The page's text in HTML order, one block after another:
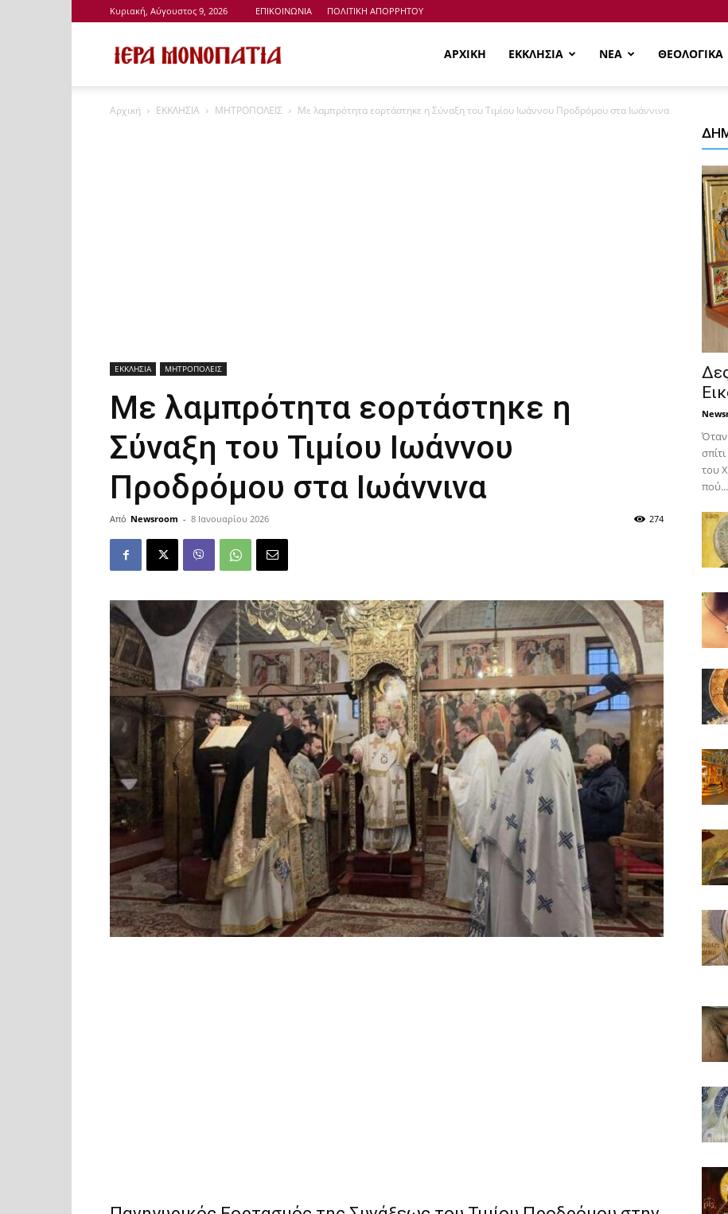
Κυριακή, Αύγουστος 9, 2026 ΕΠΙΚΟΙΝΩΝΙΑ ΠΟΛΙΤΙΚΗ ΑΠΟΡΡΗΤΟΥ
Μονοπάτια
ΑΡΧΙΚΗ ΕΚΚΛΗΣΙΑ ΝΕΑ ΘΕΟΛΟΓΙΚΑ
Αρχική ΕΚΚΛΗΣΙΑ ΜΗΤΡΟΠΟΛΕΙΣ Με λαμπρότητα εορτάστηκε η Σύναξη του Τιμίου Ιωάννου Προδρόμου στα Ιωάννινα
ΕΚΚΛΗΣΙΑ ΜΗΤΡΟΠΟΛΕΙΣ
Με λαμπρότητα εορτάστηκε η
Σύναξη του Τιμίου Ιωάννου
Προδρόμου στα Ιωάννινα
Από Newsroom - 8 Ιανουαρίου 2026 274
Όταν
του
πού...